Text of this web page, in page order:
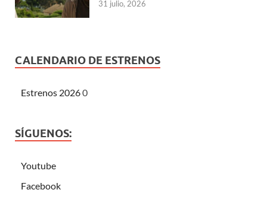
31 julio, 2026
CALENDARIO DE ESTRENOS
Estrenos 20260
SÍGUENOS:
Youtube
Facebook